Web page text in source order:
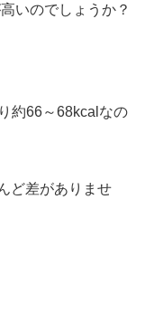
いのでしょうか？
約66～68kcalなの
ど差がありませ